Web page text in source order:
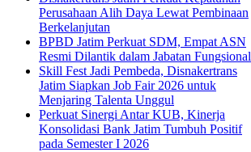
Perusahaan Alih Daya Lewat Pembinaan
Berkelanjutan
BPBD Jatim Perkuat SDM, Empat ASN
Resmi Dilantik dalam Jabatan Fungsional
Skill Fest Jadi Pembeda, Disnakertrans
Jatim Siapkan Job Fair 2026 untuk
Menjaring Talenta Unggul
Perkuat Sinergi Antar KUB, Kinerja
Konsolidasi Bank Jatim Tumbuh Positif
pada Semester I 2026